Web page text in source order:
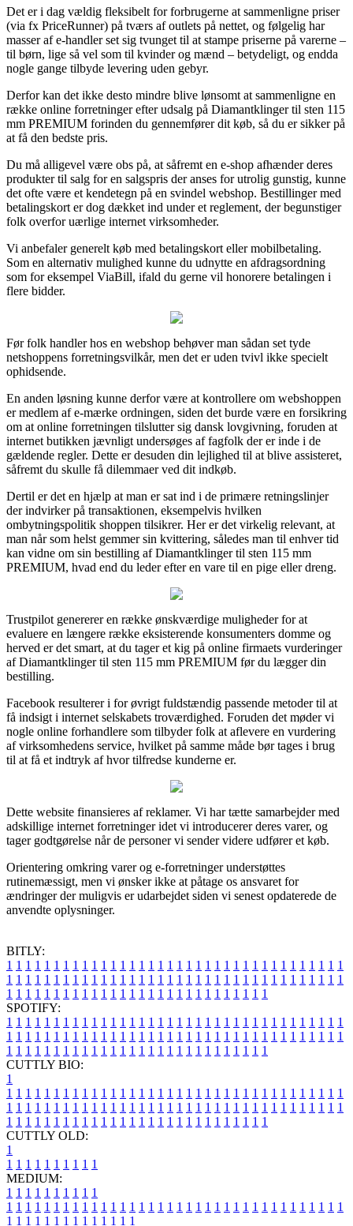
Det er i dag vældig fleksibelt for forbrugerne at sammenligne priser
(via fx PriceRunner) på tværs af outlets på nettet, og følgelig har
masser af e-handler set sig tvunget til at stampe priserne på varerne –
til børn, lige så vel som til kvinder og mænd – betydeligt, og endda
nogle gange tilbyde levering uden gebyr.
Derfor kan det ikke desto mindre blive lønsomt at sammenligne en
række online forretninger efter udsalg på Diamantklinger til sten 115
mm PREMIUM forinden du gennemfører dit køb, så du er sikker på
at få den bedste pris.
Du må alligevel være obs på, at såfremt en e-shop afhænder deres
produkter til salg for en salgspris der anses for utrolig gunstig, kunne
det ofte være et kendetegn på en svindel webshop. Bestillinger med
betalingskort er dog dækket ind under et reglement, der begunstiger
folk overfor uærlige internet virksomheder.
Vi anbefaler generelt køb med betalingskort eller mobilbetaling.
Som en alternativ mulighed kunne du udnytte en afdragsordning
som for eksempel ViaBill, ifald du gerne vil honorere betalingen i
flere bidder.
Før folk handler hos en webshop behøver man sådan set tyde
netshoppens forretningsvilkår, men det er uden tvivl ikke specielt
ophidsende.
En anden løsning kunne derfor være at kontrollere om webshoppen
er medlem af e-mærke ordningen, siden det burde være en forsikring
om at online forretningen tilslutter sig dansk lovgivning, foruden at
internet butikken jævnligt undersøges af fagfolk der er inde i de
gældende regler. Dette er desuden din lejlighed til at blive assisteret,
såfremt du skulle få dilemmaer ved dit indkøb.
Dertil er det en hjælp at man er sat ind i de primære retningslinjer
der indvirker på transaktionen, eksempelvis hvilken
ombytningspolitik shoppen tilsikrer. Her er det virkelig relevant, at
man når som helst gemmer sin kvittering, således man til enhver tid
kan vidne om sin bestilling af Diamantklinger til sten 115 mm
PREMIUM, hvad end du leder efter en vare til en pige eller dreng.
Trustpilot genererer en række ønskværdige muligheder for at
evaluere en længere række eksisterende konsumenters domme og
herved er det smart, at du tager et kig på online firmaets vurderinger
af Diamantklinger til sten 115 mm PREMIUM før du lægger din
bestilling.
Facebook resulterer i for øvrigt fuldstændig passende metoder til at
få indsigt i internet selskabets troværdighed. Foruden det møder vi
nogle online forhandlere som tilbyder folk at aflevere en vurdering
af virksomhedens service, hvilket på samme måde bør tages i brug
til at få et indtryk af hvor tilfredse kunderne er.
Dette website finansieres af reklamer. Vi har tætte samarbejder med
adskillige internet forretninger idet vi introducerer deres varer, og
tager godtgørelse når de personer vi sender videre udfører et køb.
Orientering omkring varer og e-forretninger understøttes
rutinemæssigt, men vi ønsker ikke at påtage os ansvaret for
ændringer der muligvis er udarbejdet siden vi senest opdaterede de
anvendte oplysninger.
BITLY:
1 1 1 1 1 1 1 1 1 1 1 1 1 1 1 1 1 1 1 1 1 1 1 1 1 1 1 1 1 1 1 1 1 1 1 1
1 1 1 1 1 1 1 1 1 1 1 1 1 1 1 1 1 1 1 1 1 1 1 1 1 1 1 1 1 1 1 1 1 1 1 1
1 1 1 1 1 1 1 1 1 1 1 1 1 1 1 1 1 1 1 1 1 1 1 1 1 1 1 1
SPOTIFY:
1 1 1 1 1 1 1 1 1 1 1 1 1 1 1 1 1 1 1 1 1 1 1 1 1 1 1 1 1 1 1 1 1 1 1 1
1 1 1 1 1 1 1 1 1 1 1 1 1 1 1 1 1 1 1 1 1 1 1 1 1 1 1 1 1 1 1 1 1 1 1 1
1 1 1 1 1 1 1 1 1 1 1 1 1 1 1 1 1 1 1 1 1 1 1 1 1 1 1 1
CUTTLY BIO:
1
1 1 1 1 1 1 1 1 1 1 1 1 1 1 1 1 1 1 1 1 1 1 1 1 1 1 1 1 1 1 1 1 1 1 1 1
1 1 1 1 1 1 1 1 1 1 1 1 1 1 1 1 1 1 1 1 1 1 1 1 1 1 1 1 1 1 1 1 1 1 1 1
1 1 1 1 1 1 1 1 1 1 1 1 1 1 1 1 1 1 1 1 1 1 1 1 1 1 1 1
CUTTLY OLD:
1
1 1 1 1 1 1 1 1 1 1
MEDIUM:
1 1 1 1 1 1 1 1 1 1
1 1 1 1 1 1 1 1 1 1 1 1 1 1 1 1 1 1 1 1 1 1 1 1 1 1 1 1 1 1 1 1 1 1 1 1
1 1 1 1 1 1 1 1 1 1 1 1 1 1